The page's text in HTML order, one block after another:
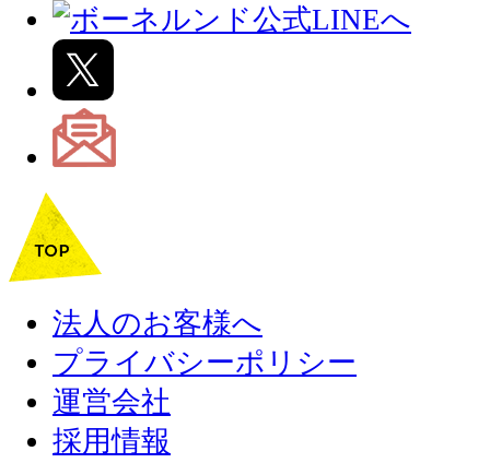
法人のお客様へ
プライバシーポリシー
運営会社
採用情報